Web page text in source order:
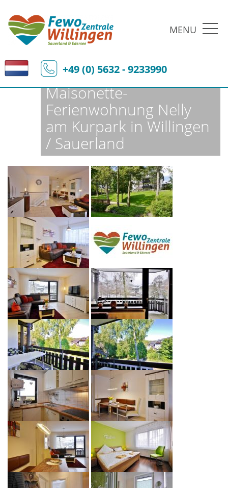
MENU
+49 (0) 5632 - 9233990
Fewo-Zentrale Willingen Ferienobjekte Fewo-Details
Maisonette-
Ferienwohnung Nelly
am Kurpark in Willingen
/ Sauerland